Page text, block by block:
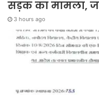
सड़क का मामला,
3 hours ago